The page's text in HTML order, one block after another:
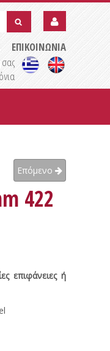
...ψάχνω
για
...ψάχνω
για
submit
ΕΠΙΚΟΙΝΩΝΙΑ
σας
Επόμενο
422
επιφάνειες ή